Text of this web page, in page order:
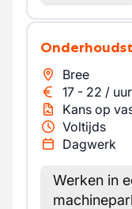
Bree
17 - 22 / uur
Kans op
Voltijds
Dagwerk
Werken in